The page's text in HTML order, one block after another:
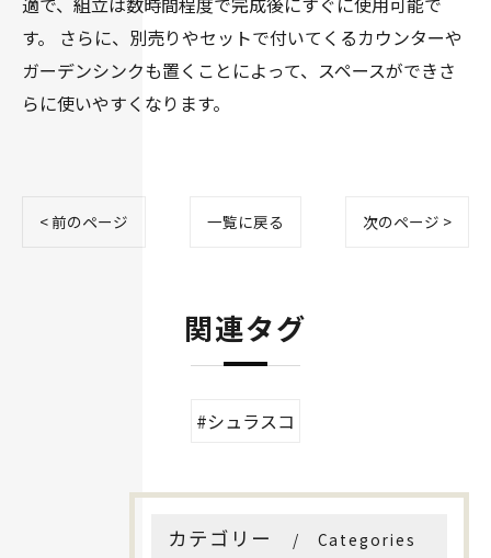
す。 さらに、別売りやセットで付いてくるカウンターや
ガーデンシンクも置くことによって、スペースができさ
らに使いやすくなります。
< 前のページ 一覧に戻る 次のページ >
関連タグ
#シュラスコ
カテゴリー Categories